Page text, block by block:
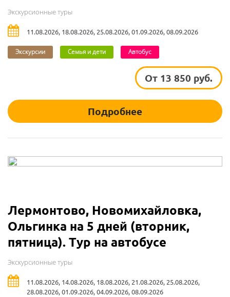
Экскурсионные туры
11.08.2026, 18.08.2026, 25.08.2026, 01.09.2026, 08.09.2026
Экскурсии Семья и дети Автобус
От 13 850 руб.
Подробнее
Лермонтово, Новомихайловка,
Ольгинка на 5 дней (вторник,
пятница). Тур на автобусе
Экскурсионные туры
11.08.2026, 14.08.2026, 18.08.2026, 21.08.2026, 25.08.2026,
28.08.2026, 01.09.2026, 04.09.2026, 08.09.2026